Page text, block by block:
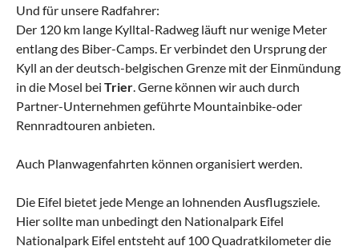
Und für unsere Radfahrer:
Der 120 km lange Kylltal-Radweg läuft nur wenige Meter
entlang des Biber-Camps. Er verbindet den Ursprung der
Kyll an der deutsch-belgischen Grenze mit der Einmündung
in die Mosel bei Trier . Gerne können wir auch durch
Partner-Unternehmen geführte Mountainbike-oder
Rennradtouren anbieten.
Auch Planwagenfahrten können organisiert werden.
Die Eifel bietet jede Menge an lohnenden Ausflugsziele.
Hier sollte man unbedingt den Nationalpark Eifel
Nationalpark Eifel entsteht auf 100 Quadratkilometer die